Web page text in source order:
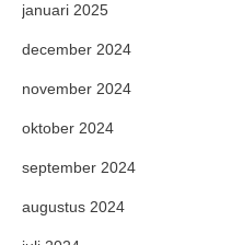
januari 2025
december 2024
november 2024
oktober 2024
september 2024
augustus 2024